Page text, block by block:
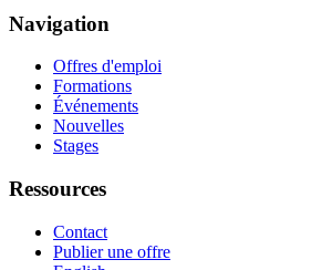
Navigation
Offres d'emploi
Formations
Événements
Nouvelles
Stages
Ressources
Contact
Publier une offre